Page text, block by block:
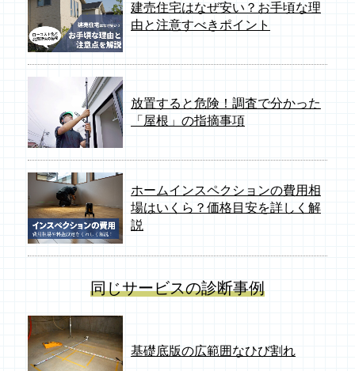
建売住宅はなぜ安い？お手頃な理
由と注意すべきポイント
放置すると危険！調査で分かった
「屋根」の指摘事項
ホームインスペクションの費用相
場はいくら？価格目安を詳しく解
説
同じサービスの診断事例
基礎底版の広範囲なひび割れ